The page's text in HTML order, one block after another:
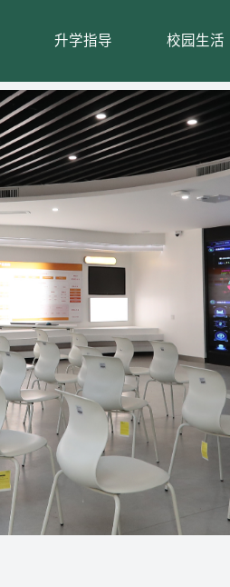
升学指导 校园生活